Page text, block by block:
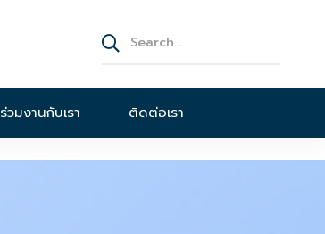
ร่วมงานกับเรา ติดต่อเรา